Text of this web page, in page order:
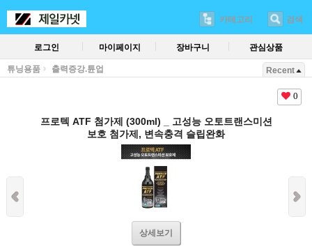
카테고리 검색
로그인 마이페이지 장바구니 관심상품
튜닝용품 출력증강.튠업 Recent
0
프로텍 ATF 첨가제 (300ml) _ 고성능 오토트랜스미션
보호 첨가제, 변속충격 슬립완화
상세보기